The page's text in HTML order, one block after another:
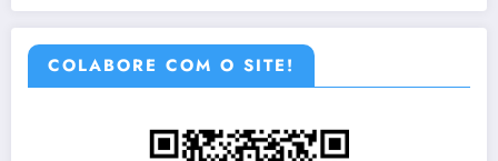
COLABORE COM O SITE!